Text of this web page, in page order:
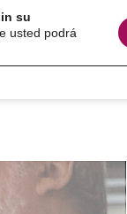
su
usted podrá